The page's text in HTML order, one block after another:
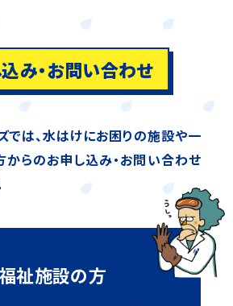
み・お問い合わせ
では、水はけにお困りの施設や一
からのお申し込み・お問い合わせ
祉施設の方